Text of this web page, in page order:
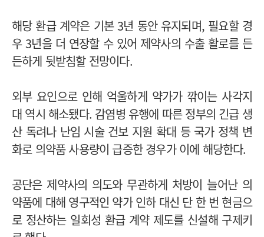
해당 환급 계약은 기본 3년 동안 유지되며, 필요할 경
우 3년을 더 연장할 수 있어 제약사의 수출 활로를 든
든하게 뒷받침할 전망이다.
외부 요인으로 인해 억울하게 약가가 깎이는 사각지
대 역시 해소됐다. 감염병 유행에 따른 정부의 긴급 생
산 독려나 난임 시술 건보 지원 확대 등 국가 정책 변
화로 의약품 사용량이 급증한 경우가 이에 해당한다.
공단은 제약사의 의도와 무관하게 처방이 늘어난 의
약품에 대해 영구적인 약가 인하 대신 단 한 번 현금으
로 정산하는 일회성 환급 계약 제도를 신설해 구제키